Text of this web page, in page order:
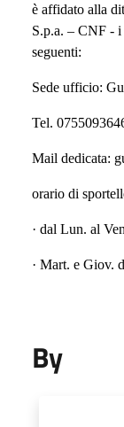
è affidato alla
S.p.a. – CNF -
seguenti:
Sede ufficio:
Tel.
Mail dedicata:
orario di
· dal Lun. al
· Mart. e Giov.
By